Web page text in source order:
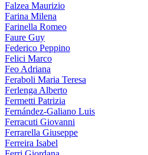
Falzea Maurizio
Farina Milena
Farinella Romeo
Faure Guy
Federico Peppino
Felici Marco
Feo Adriana
Feraboli Maria Teresa
Ferlenga Alberto
Fermetti Patrizia
Fernández-Galiano Luis
Ferracuti Giovanni
Ferrarella Giuseppe
Ferreira Isabel